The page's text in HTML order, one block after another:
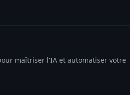
maîtriser l'IA et automatiser votre